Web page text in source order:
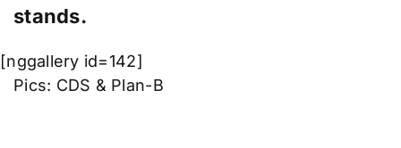
stands.
[nggallery id=142]
Pics: CDS & Plan-B